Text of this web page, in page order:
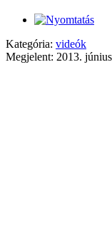
Kategória: videók
Megjelent: 2013.